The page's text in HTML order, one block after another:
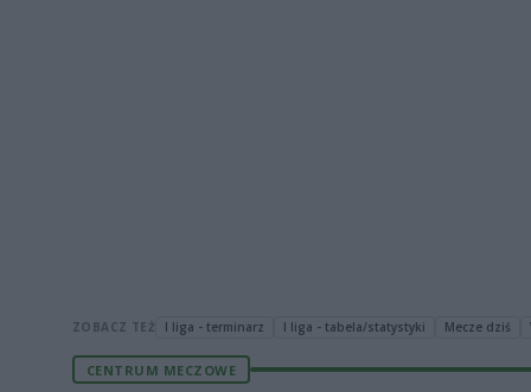
ZOBACZ TEŻ I liga - terminarz I liga - tabela/statystyki Mecze dziś
CENTRUM MECZOWE